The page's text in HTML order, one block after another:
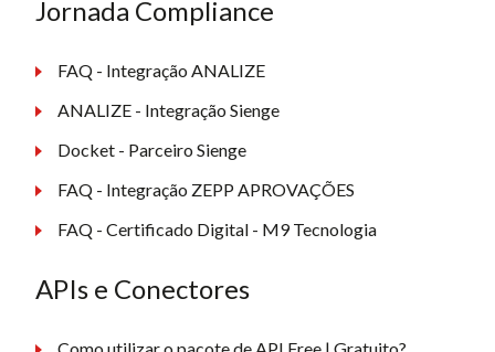
Jornada Compliance
FAQ - Integração ANALIZE
ANALIZE - Integração Sienge
Docket - Parceiro Sienge
FAQ - Integração ZEPP APROVAÇÕES
FAQ - Certificado Digital - M9 Tecnologia
APIs e Conectores